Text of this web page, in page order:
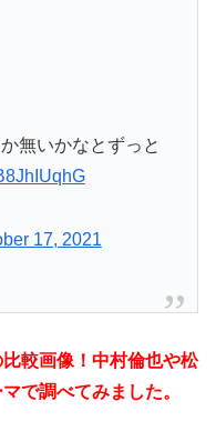
無いかなとずっと
17, 2021
較画像！中村倫也や松
で調べてみました。